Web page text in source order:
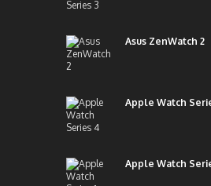
Asus ZenWatch 2
Apple Watch
Apple Watch